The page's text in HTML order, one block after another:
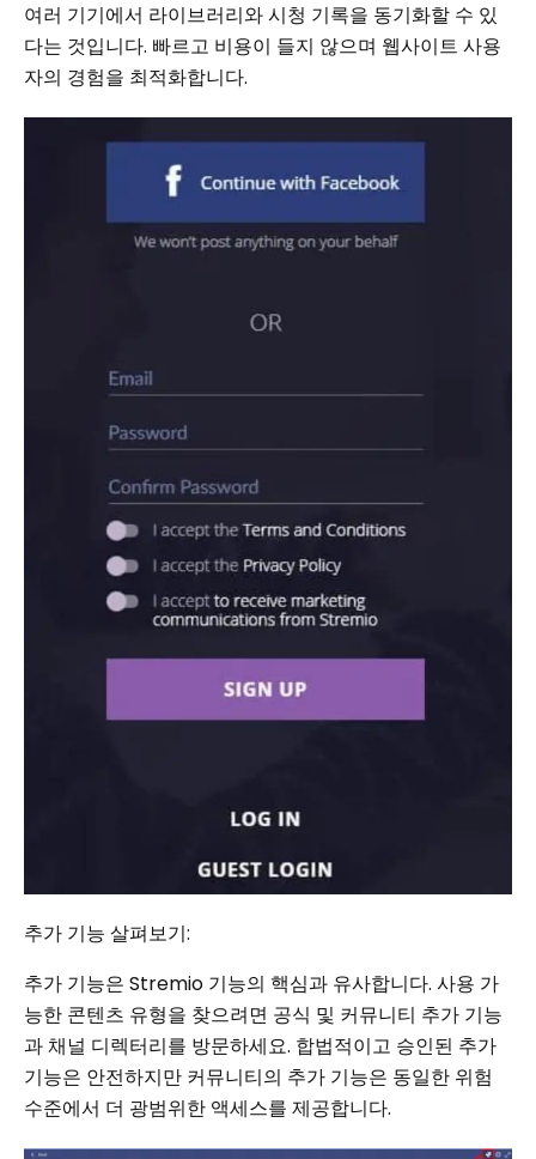
여러 기기에서 라이브러리와 시청 기록을 동기화할 수 있
다는 것입니다. 빠르고 비용이 들지 않으며 웹사이트 사용
자의 경험을 최적화합니다.
추가 기능 살펴보기:
추가 기능은 Stremio 기능의 핵심과 유사합니다. 사용 가
능한 콘텐츠 유형을 찾으려면 공식 및 커뮤니티 추가 기능
과 채널 디렉터리를 방문하세요. 합법적이고 승인된 추가
기능은 안전하지만 커뮤니티의 추가 기능은 동일한 위험
수준에서 더 광범위한 액세스를 제공합니다.